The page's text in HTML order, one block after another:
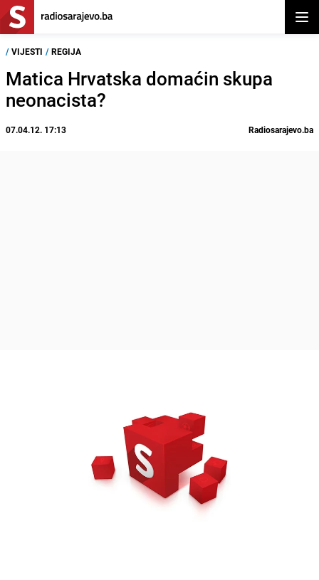
/ VIJESTI / REGIJA
Matica Hrvatska domaćin skupa
neonacista?
07.04.12. 17:13 Radiosarajevo.ba